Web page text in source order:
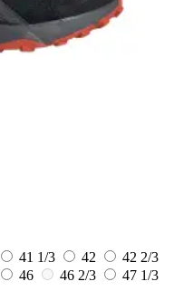
41 1/3 42
42 2/3
46 46 2/3
47 1/3